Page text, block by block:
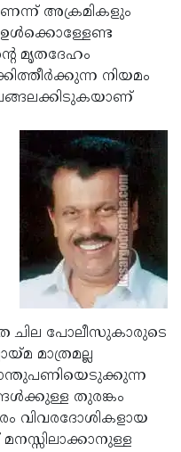
അക്രമികളും
മൃതദേഹം
നിയമം
പോലീസുകാരുടെ
മാത്രമല്ല
തുരങ്കം
വിവരദോശികളായ